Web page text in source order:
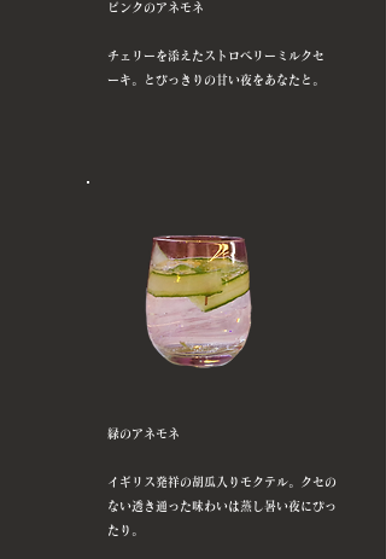
ピンクのアネモネ
チェリーを添えたストロベリーミルクセ
ーキ。とびっきりの甘い夜をあなたと。
緑のアネモネ
イギリス発祥の胡瓜入りモクテル。クセの
ない透き通った味わいは蒸し暑い夜にぴっ
たり。